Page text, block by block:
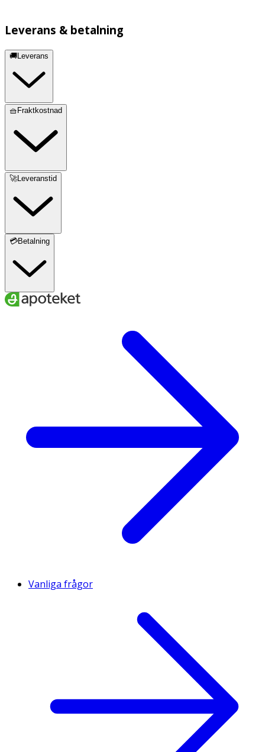
Leverans & betalning
🚚Leverans
🧺Fraktkostnad
🚀Leveranstid
💳Betalning
Vanliga frågor